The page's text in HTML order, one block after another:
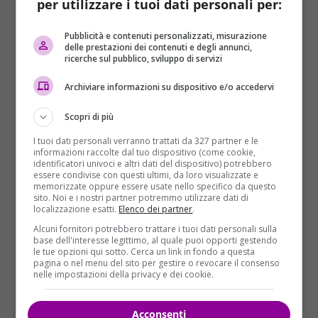
senza confini e senza pregiudizi, alla quale non
vedeva alternative”. Ma tutto questo non
cancella il dramma di questa morte“.
Ore 14:45 – Viene lettoil vangelo. Da una brano di
Giovanni.: “Se il chicco di grano non muore non
per utilizzare i tuoi dati personali per:
Pubblicità e contenuti personalizzati, misurazione
delle prestazioni dei contenuti e degli annunci,
ricerche sul pubblico, sviluppo di servizi
Archiviare informazioni su dispositivo e/o accedervi
Scopri di più
I tuoi dati personali verranno trattati da 327 partner e le
informazioni raccolte dal tuo dispositivo (come cookie,
identificatori univoci e altri dati del dispositivo) potrebbero
essere condivise con questi ultimi, da loro visualizzate e
memorizzate oppure essere usate nello specifico da questo
sito. Noi e i nostri partner potremmo utilizzare dati di
localizzazione esatti. Elenco dei partner.
Alcuni fornitori potrebbero trattare i tuoi dati personali sulla
base dell'interesse legittimo, al quale puoi opporti gestendo
le tue opzioni qui sotto. Cerca un link in fondo a questa
pagina o nel menu del sito per gestire o revocare il consenso
nelle impostazioni della privacy e dei cookie.
Acconsenti